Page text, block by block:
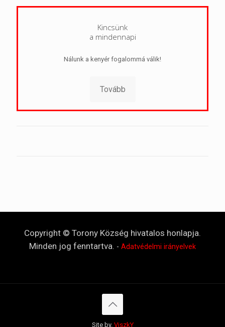
Kincsünk
a mindennapi
Nálunk a kenyér fogalommá válik!
Tovább
Copyright © Torony Község hivatalos honlapja.
Minden jog fenntartva. - Adatvédelmi irányelvek
Site by. ViszkY